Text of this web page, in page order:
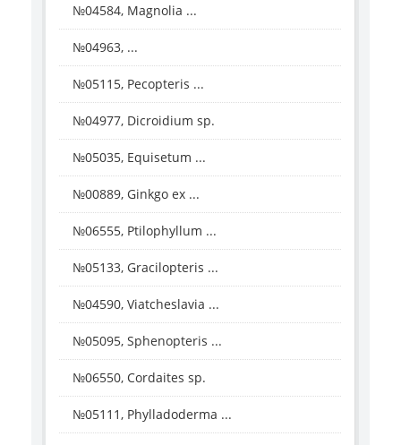
№04584, Magnolia ...
№04963, ...
№05115, Pecopteris ...
№04977, Dicroidium sp.
№05035, Equisetum ...
№00889, Ginkgo ex ...
№06555, Ptilophyllum ...
№05133, Gracilopteris ...
№04590, Viatcheslavia ...
№05095, Sphenopteris ...
№06550, Cordaites sp.
№05111, Phylladoderma ...